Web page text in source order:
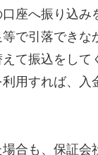
座へ振り込み
で引落できな
て振込をして
用すれば、入
合も、保証会